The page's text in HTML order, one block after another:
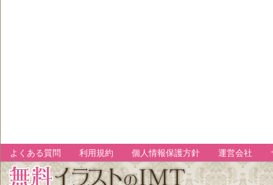
よくある質問 利用規約 個人情報保護方針 運営会社